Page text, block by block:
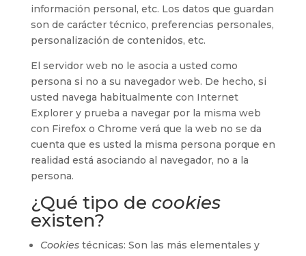
información personal, etc. Los datos que guardan
son de carácter técnico, preferencias personales,
personalización de contenidos, etc.
El servidor web no le asocia a usted como
persona si no a su navegador web. De hecho, si
usted navega habitualmente con Internet
Explorer y prueba a navegar por la misma web
con Firefox o Chrome verá que la web no se da
cuenta que es usted la misma persona porque en
realidad está asociando al navegador, no a la
persona.
¿Qué tipo de cookies
existen?
Cookiestécnicas: Son las más elementales y